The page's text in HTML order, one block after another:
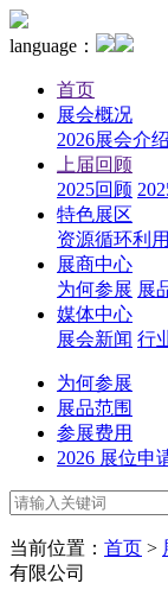
language：
首页
展会概况
2026展会介绍
上届回顾
2025回顾
特色展区
资源循环利
展商中心
为何参展 展
媒体中心
展会新闻 行
为何参展
展品范围
参展费用
2026 展位申
当前位置： 首页 >
有限公司